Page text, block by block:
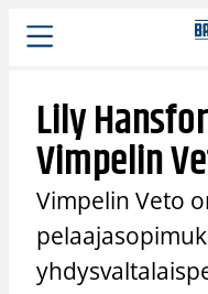
Siirry
sisältöön
Lily
Vimpelin
Vimpelin Veto